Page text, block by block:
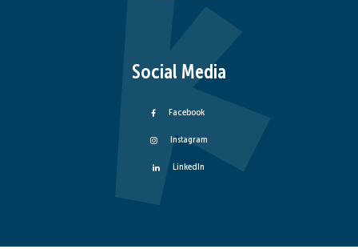
Social Media
Facebook
Instagram
LinkedIn